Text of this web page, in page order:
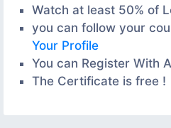
Watch at least 50% of
you can follow your
Your Profile
You can Register With
The Certificate is free !